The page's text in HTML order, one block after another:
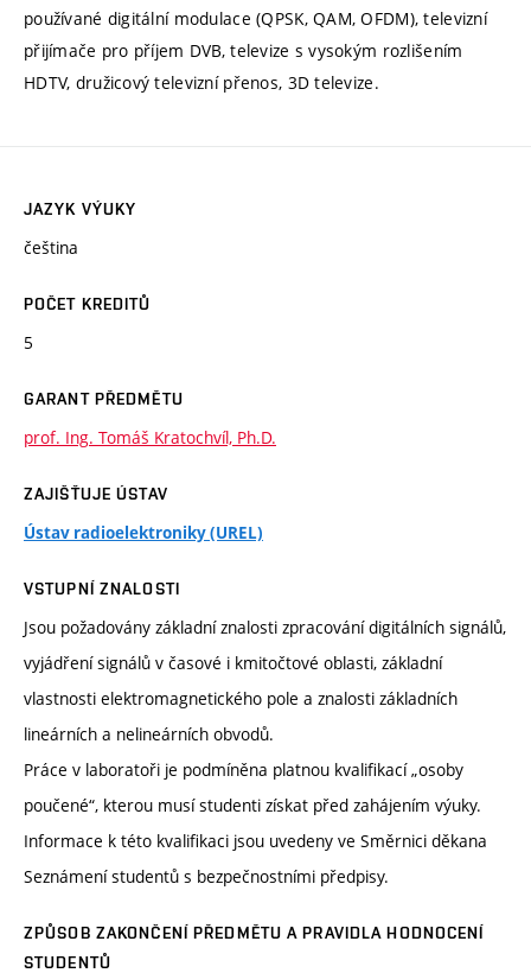
používané digitální modulace (QPSK, QAM, OFDM), televizní
přijímače pro příjem DVB, televize s vysokým rozlišením
HDTV, družicový televizní přenos, 3D televize.
JAZYK VÝUKY
čeština
POČET KREDITŮ
5
GARANT PŘEDMĚTU
prof. Ing. Tomáš Kratochvíl, Ph.D.
ZAJIŠŤUJE ÚSTAV
Ústav radioelektroniky (UREL)
VSTUPNÍ ZNALOSTI
Jsou požadovány základní znalosti zpracování digitálních signálů,
vyjádření signálů v časové i kmitočtové oblasti, základní
vlastnosti elektromagnetického pole a znalosti základních
lineárních a nelineárních obvodů.
Práce v laboratoři je podmíněna platnou kvalifikací „osoby
poučené“, kterou musí studenti získat před zahájením výuky.
Informace k této kvalifikaci jsou uvedeny ve Směrnici děkana
Seznámení studentů s bezpečnostními předpisy.
ZPŮSOB ZAKONČENÍ PŘEDMĚTU A PRAVIDLA HODNOCENÍ
STUDENTŮ